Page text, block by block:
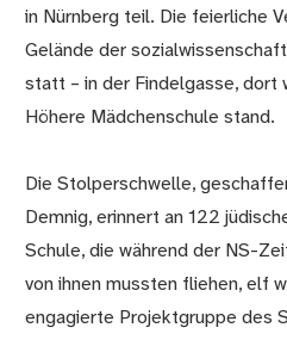
in Nürnberg teil. Die feierliche
Gelände der
statt – in der Findelgasse, dort
Höhere Mädchenschule stand.
Die Stolperschwelle,
Demnig, erinnert an 122
Schule, die während der NS-
von ihnen mussten fliehen, elf
engagierte Projektgruppe des